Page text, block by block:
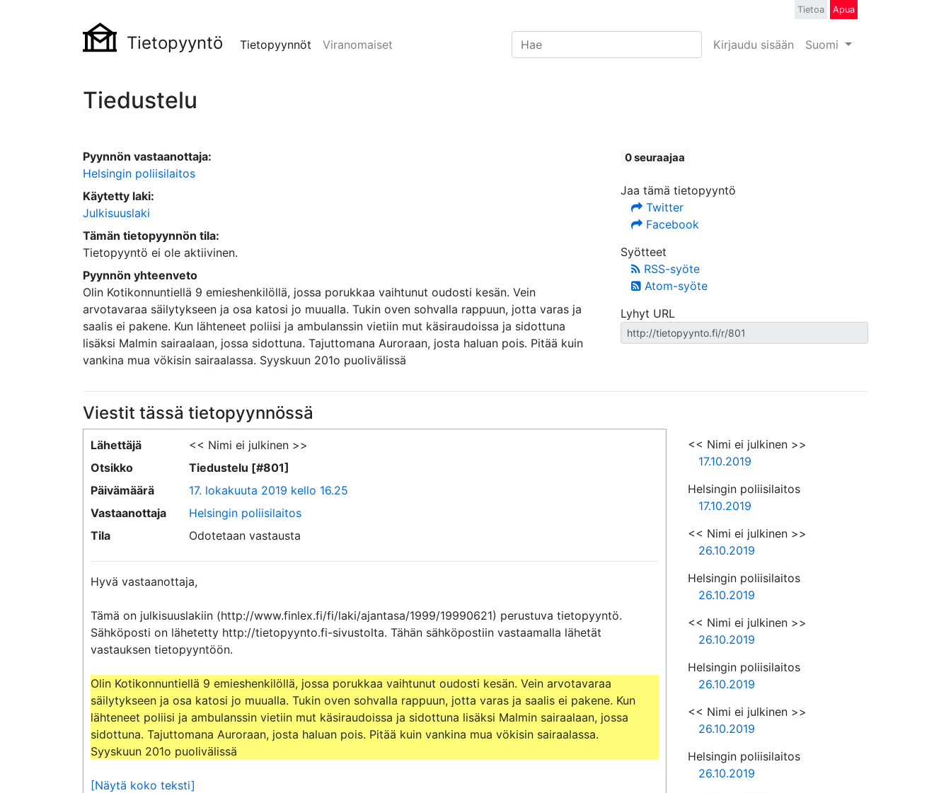
Tietopyyntö Tietopyynnöt Viranomaiset Kirjaudu sisään Suomi
Tietoa Apua
Tiedustelu
Pyynnön vastaanottaja:
Helsingin poliisilaitos
Käytetty laki:
Julkisuuslaki
Tämän tietopyynnön tila:
Tietopyyntö ei ole aktiivinen.
Pyynnön yhteenveto
Olin Kotikonnuntiellä 9 emieshenkilöllä, jossa porukkaa vaihtunut oudosti kesän. Vein
arvotavaraa säilytykseen ja osa katosi jo muualla. Tukin oven sohvalla rappuun, jotta varas ja
saalis ei pakene. Kun lähteneet poliisi ja ambulanssin vietiin mut käsiraudoissa ja sidottuna
lisäksi Malmin sairaalaan, jossa sidottuna. Tajuttomana Auroraan, josta haluan pois. Pitää kuin
vankina mua vökisin sairaalassa. Syyskuun 201o puolivälissä
0 seuraajaa
Jaa tämä tietopyyntö
Twitter
Facebook
Syötteet
RSS-syöte
Atom-syöte
Lyhyt URL
Viestit tässä tietopyynnössä
<< Nimi ei julkinen >>
17.10.2019
Helsingin poliisilaitos
17.10.2019
<< Nimi ei julkinen >>
26.10.2019
Helsingin poliisilaitos
26.10.2019
<< Nimi ei julkinen >>
26.10.2019
Helsingin poliisilaitos
26.10.2019
<< Nimi ei julkinen >>
26.10.2019
Helsingin poliisilaitos
26.10.2019
Lähettäjä
<< Nimi ei julkinen >>
Otsikko
Tiedustelu [#801]
Päivämäärä
17. lokakuuta 2019 kello 16.25
Vastaanottaja
Helsingin poliisilaitos
Tila
Odotetaan vastausta
Hyvä vastaanottaja,
Tämä on julkisuuslakiin (http://www.finlex.fi/fi/laki/ajantasa/1999/19990621) perustuva tietopyyntö.
Sähköposti on lähetetty http://tietopyynto.fi-sivustolta. Tähän sähköpostiin vastaamalla lähetät
vastauksen tietopyyntöön.
Olin Kotikonnuntiellä 9 emieshenkilöllä, jossa porukkaa vaihtunut oudosti kesän. Vein arvotavaraa
säilytykseen ja osa katosi jo muualla. Tukin oven sohvalla rappuun, jotta varas ja saalis ei pakene. Kun
lähteneet poliisi ja ambulanssin vietiin mut käsiraudoissa ja sidottuna lisäksi Malmin sairaalaan, jossa
sidottuna. Tajuttomana Auroraan, josta haluan pois. Pitää kuin vankina mua vökisin sairaalassa.
Syyskuun 201o puolivälissä
[Näytä koko teksti]